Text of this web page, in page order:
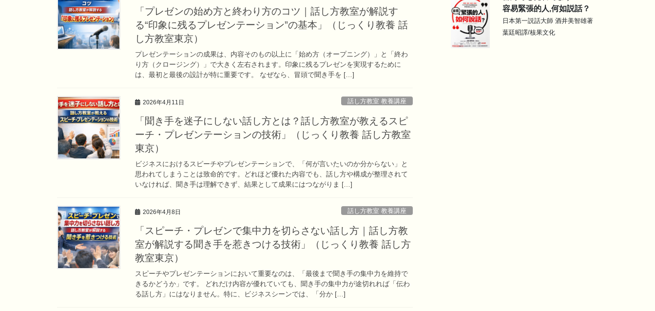
「プレゼンの始め方と終わり方のコツ｜話し方教室が解説す
る“印象に残るプレゼンテーション”の基本」（じっくり教養 話
し方教室東京）
プレゼンテーションの成果は、内容そのもの以上に「始め方（オープニング）」と「終わ
り方（クロージング）」で大きく左右されます。印象に残るプレゼンを実現するために
は、最初と最後の設計が特に重要です。 なぜなら、冒頭で聞き手を […]
2026年4月11日 話し方教室 教養講座
「聞き手を迷子にしない話し方とは？話し方教室が教えるスピ
ーチ・プレゼンテーションの技術」（じっくり教養 話し方教室
東京）
ビジネスにおけるスピーチやプレゼンテーションで、「何が言いたいのか分からない」と
思われてしまうことは致命的です。どれほど優れた内容でも、話し方や構成が整理されて
いなければ、聞き手は理解できず、結果として成果にはつながりま […]
2026年4月8日 話し方教室 教養講座
「スピーチ・プレゼンで集中力を切らさない話し方｜話し方教
室が解説する聞き手を惹きつける技術」（じっくり教養 話し方
教室東京）
スピーチやプレゼンテーションにおいて重要なのは、「最後まで聞き手の集中力を維持で
きるかどうか」です。 どれだけ内容が優れていても、聞き手の集中力が途切れれば「伝わ
る話し方」にはなりません。特に、ビジネスシーンでは、「分か […]
容易緊張的人,何如説話？
日本第一説話大師 酒井美智雄著
葉廷昭譯/核果文化